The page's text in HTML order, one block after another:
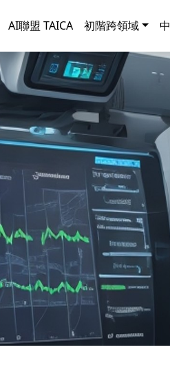
AI聯盟 TAICA 初階跨領域